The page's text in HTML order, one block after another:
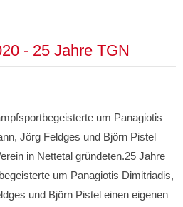
- 25 Jahre TGN
um Panagiotis
Jörg Feldges und Björn Pistel
in Nettetal gründeten.25 Jahre
um Panagiotis Dimitriadis,
und Björn Pistel einen eigenen